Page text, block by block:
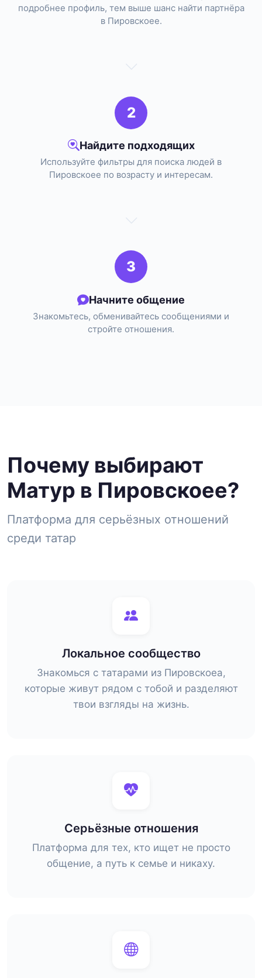
подробнее профиль, тем выше шанс найти партнёра
в Пировскоее.
2
Найдите подходящих
Используйте фильтры для поиска людей в
Пировскоее по возрасту и интересам.
3
Начните общение
Знакомьтесь, обменивайтесь сообщениями и
стройте отношения.
Почему выбирают
Матур в Пировскоее?
Платформа для серьёзных отношений
среди татар
Локальное сообщество
Знакомься с татарами из Пировскоеа,
которые живут рядом с тобой и разделяют
твои взгляды на жизнь.
Серьёзные отношения
Платформа для тех, кто ищет не просто
общение, а путь к семье и никаху.